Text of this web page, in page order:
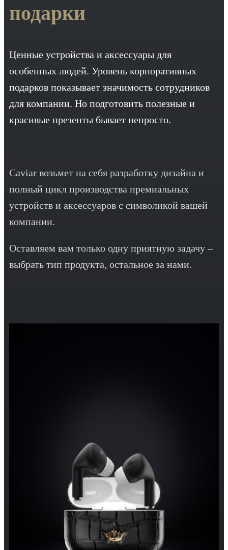
подарки
Ценные устройства и аксессуары для
особенных людей. Уровень корпоративных
подарков показывает значимость сотрудников
для компании. Но подготовить полезные и
красивые презенты бывает непросто.
Caviar возьмет на себя разработку дизайна и
полный цикл производства премиальных
устройств и аксессуаров с символикой вашей
компании.
Оставляем вам только одну приятную задачу –
выбрать тип продукта, остальное за нами.